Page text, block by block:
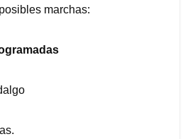
marchas: